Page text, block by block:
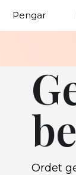
Pengar
Ordet